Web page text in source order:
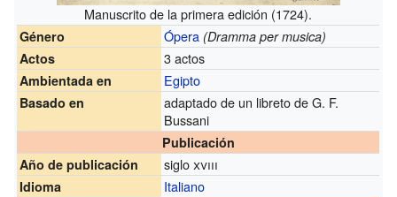
Manuscrito de la primera edición (1724).
Género Ópera (Dramma per musica)
Actos
3 actos
Ambientada en Egipto
Basado en
adaptado de un libreto de G. F.
Bussani
Publicación
Año de publicación
sigloxviii
Idioma Italiano